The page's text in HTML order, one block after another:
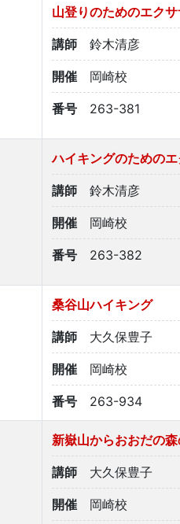
山登りのためのエク
講師 鈴木清彦
開催 岡崎校
番号 263-381
ハイキングのための
講師 鈴木清彦
開催 岡崎校
番号 263-382
桑谷山ハイキング
講師 大久保豊子
開催 岡崎校
番号 263-934
新嶽山からおおだの
講師 大久保豊子
開催 岡崎校